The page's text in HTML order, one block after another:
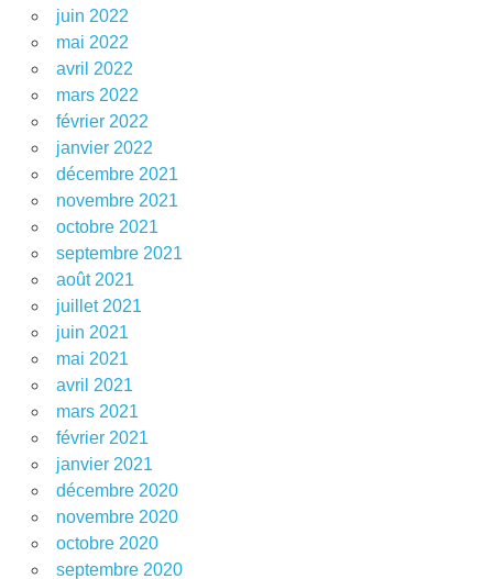
juin 2022
mai 2022
avril 2022
mars 2022
février 2022
janvier 2022
décembre 2021
novembre 2021
octobre 2021
septembre 2021
août 2021
juillet 2021
juin 2021
mai 2021
avril 2021
mars 2021
février 2021
janvier 2021
décembre 2020
novembre 2020
octobre 2020
septembre 2020